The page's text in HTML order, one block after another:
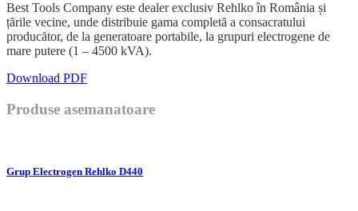
Best Tools Company este dealer exclusiv Rehlko în România și
țările vecine, unde distribuie gama completă a consacratului
producător, de la generatoare portabile, la grupuri electrogene de
mare putere (1 – 4500 kVA).
Download PDF
Produse asemanatoare
Grup Electrogen Rehlko D440